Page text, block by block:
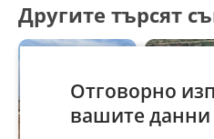
📞 За допълнителна
посочения в обявата телефон!
потенциал!
Другите търсят
Отговорно
вашите данни